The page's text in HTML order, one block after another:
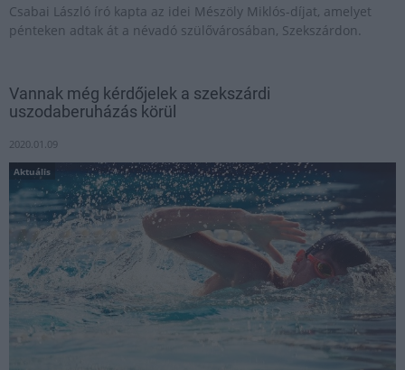
Csabai László író kapta az idei Mészöly Miklós-díjat, amelyet
pénteken adtak át a névadó szülővárosában, Szekszárdon.
Vannak még kérdőjelek a szekszárdi
uszodaberuházás körül
2020.01.09
Aktuális